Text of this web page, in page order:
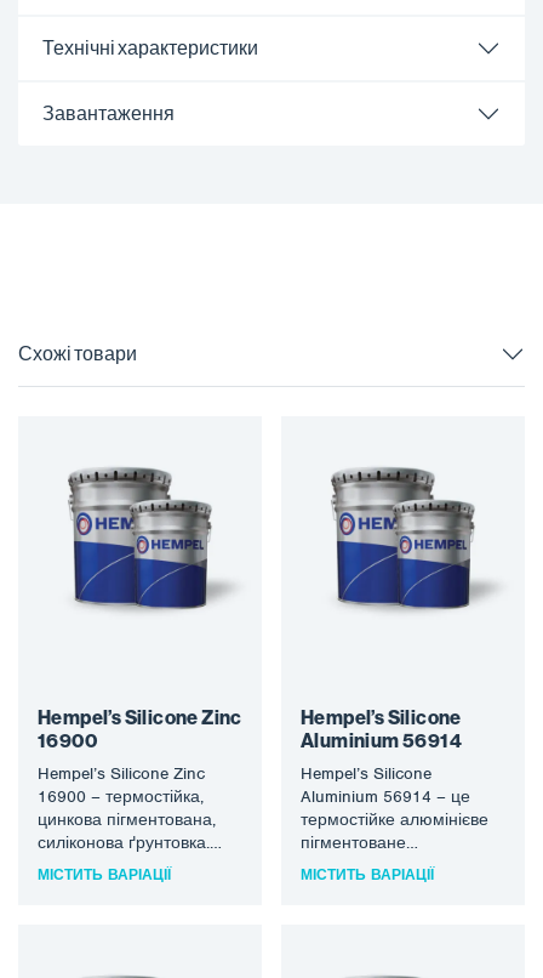
Технічні характеристики
Завантаження
Схожі товари
Hempel’s Silicone Zinc
16900
Hempel’s Silicone Zinc
16900 – термостійка,
цинкова пігментована,
силіконова ґрунтовка.
Висихає при температурі
МІСТИТЬ ВАРІАЦІЇ
Hempel’s Silicone
Aluminium 56914
Hempel’s Silicone
Aluminium 56914 – це
термостійке алюмінієве
пігментоване
полісилоксанове
покриття, яке затвердіває
МІСТИТЬ ВАРІАЦІЇ